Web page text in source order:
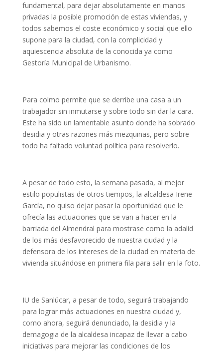
fundamental, para dejar absolutamente en manos
privadas la posible promoción de estas viviendas, y
todos sabemos el coste económico y social que ello
supone para la ciudad, con la complicidad y
aquiescencia absoluta de la conocida ya como
Gestoría Municipal de Urbanismo.
Para colmo permite que se derribe una casa a un
trabajador sin inmutarse y sobre todo sin dar la cara.
Este ha sido un lamentable asunto donde ha sobrado
desidia y otras razones más mezquinas, pero sobre
todo ha faltado voluntad política para resolverlo.
A pesar de todo esto, la semana pasada, al mejor
estilo populistas de otros tiempos, la alcaldesa Irene
García, no quiso dejar pasar la oportunidad que le
ofrecía las actuaciones que se van a hacer en la
barriada del Almendral para mostrase como la adalid
de los más desfavorecido de nuestra ciudad y la
defensora de los intereses de la ciudad en materia de
vivienda situándose en primera fila para salir en la foto.
IU de Sanlúcar, a pesar de todo, seguirá trabajando
para lograr más actuaciones en nuestra ciudad y,
como ahora, seguirá denunciado, la desidia y la
demagogia de la alcaldesa incapaz de llevar a cabo
iniciativas para mejorar las condiciones de los